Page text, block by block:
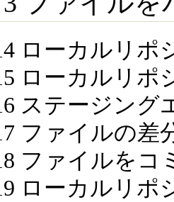
ローカルリ
ローカルリ
ステージン
ファイルの
ファイルを
ローカルリ